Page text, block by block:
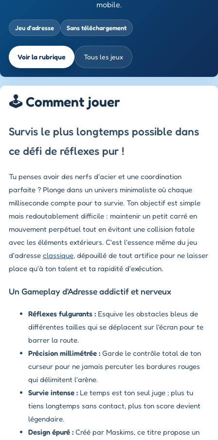
mobile.
Jeu d’adresse Sans téléchargement
Voir la rubrique Tous les jeux
🕹️ Comment jouer
Survis le plus longtemps possible dans
ce défi de réflexes pur !
Tu penses avoir des nerfs d'acier et une coordination
parfaite ? Plonge dans un univers minimaliste où chaque
milliseconde compte pour ta survie. Ton objectif est simple
mais redoutablement difficile : maintenir un petit carré en
mouvement perpétuel tout en évitant une collision fatale
avec les éléments extérieurs. C'est l'essence même du jeu
d'adresse classique, dépouillé de tout artifice pour ne laisser
place qu'à ton talent et ta rapidité d'exécution.
Un Gameplay d'Adresse addictif et nerveux
Réflexes fulgurants : Esquive les obstacles bleus de
différentes tailles qui se déplacent sur l'écran pour te
barrer la route.
Précision millimétrée : Garde le contrôle total de ton
curseur pour ne jamais percuter les bordures rouges
qui délimitent l'arène.
Survie intense : Le temps est ton seul juge ; plus tu
tiens longtemps sans contact, plus ton score devient
légendaire.
Design épuré : Créé par Maskims, ce titre propose un